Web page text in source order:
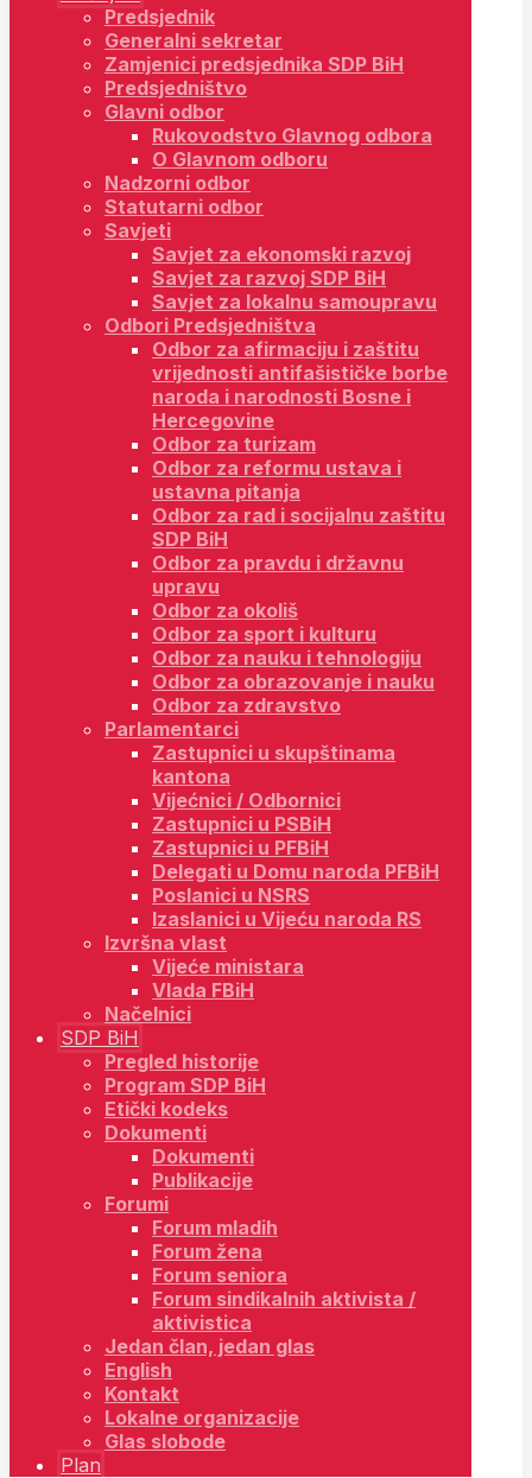
Predsjednik
Generalni sekretar
Zamjenici predsjednika SDP BiH
Predsjedništvo
Glavni odbor
Rukovodstvo Glavnog odbora
O Glavnom odboru
Nadzorni odbor
Statutarni odbor
Savjeti
Savjet za ekonomski razvoj
Savjet za razvoj SDP BiH
Savjet za lokalnu samoupravu
Odbori Predsjedništva
Odbor za afirmaciju i zaštitu
vrijednosti antifašističke borbe
naroda i narodnosti Bosne i
Hercegovine
Odbor za turizam
Odbor za reformu ustava i
ustavna pitanja
Odbor za rad i socijalnu zaštitu
SDP BiH
Odbor za pravdu i državnu
upravu
Odbor za okoliš
Odbor za sport i kulturu
Odbor za nauku i tehnologiju
Odbor za obrazovanje i nauku
Odbor za zdravstvo
Parlamentarci
Zastupnici u skupštinama
kantona
Vijećnici / Odbornici
Zastupnici u PSBiH
Zastupnici u PFBiH
Delegati u Domu naroda PFBiH
Poslanici u NSRS
Izaslanici u Vijeću naroda RS
Izvršna vlast
Vijeće ministara
Vlada FBiH
Načelnici
SDP BiH
Pregled historije
Program SDP BiH
Etički kodeks
Dokumenti
Dokumenti
Publikacije
Forumi
Forum mladih
Forum žena
Forum seniora
Forum sindikalnih aktivista /
aktivistica
Jedan član, jedan glas
English
Kontakt
Lokalne organizacije
Glas slobode
Plan